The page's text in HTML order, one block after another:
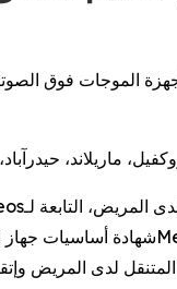
الموجات فوق
لدى المريض